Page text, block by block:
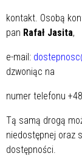
kontakt. Osobą
pan Rafał Jasita,
e-mail:
dzwoniąc na
numer telefonu
Tą samą drogą
niedostępnej oraz
dostępności.